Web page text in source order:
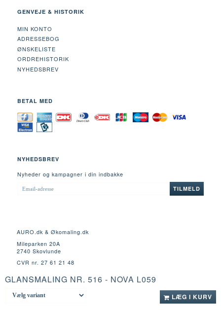
GENVEJE & HISTORIK
MIN KONTO
ADRESSEBOG
ØNSKELISTE
ORDREHISTORIK
NYHEDSBREV
BETAL MED
NYHEDSBREV
Nyheder og kampagner i din indbakke
ADRESSE
TILMELD
AURO.dk & Økomaling.dk
Mileparken 20A
2740 Skovlunde
CVR nr. 27 61 21 48
Fortrydelsesret
GLANSMALING NR. 516 - NOVA L059
LÆG I KURV